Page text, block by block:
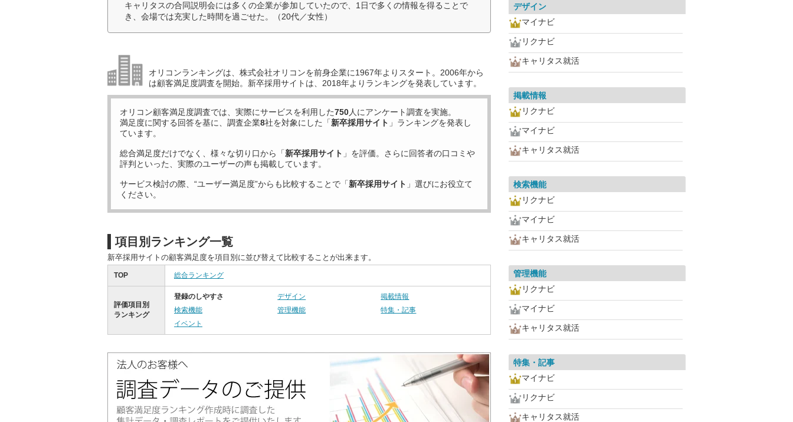
キャリタスの合同説明会には多くの企業が参加していたので、1日で多くの情報を得ることで
き、会場では充実した時間を過ごせた。（20代／女性）
オリコンランキングは、株式会社オリコンを前身企業に1967年よりスタート。2006年から
は顧客満足度調査を開始。新卒採用サイトは、2018年よりランキングを発表しています。
オリコン顧客満足度調査では、実際にサービスを利用した750人にアンケート調査を実施。
満足度に関する回答を基に、調査企業8社を対象にした「新卒採用サイト 」ランキングを発表し
ています。
総合満足度だけでなく、様々な切り口から「新卒採用サイト 」を評価。さらに回答者の口コミや
評判といった、実際のユーザーの声も掲載しています。
サービス検討の際、“ユーザー満足度”からも比較することで「新卒採用サイト 」選びにお役立て
ください。
項目別ランキング一覧
新卒採用サイトの顧客満足度を項目別に並び替えて比較することが出来ます。
TOP 総合ランキング
評価項目別
ランキング
登録のしやすさ デザイン
掲載情報
検索機能
管理機能
特集・記事
イベント
デザイン
マイナビ
リクナビ
キャリタス就活
掲載情報
リクナビ
マイナビ
キャリタス就活
検索機能
リクナビ
マイナビ
キャリタス就活
管理機能
リクナビ
マイナビ
キャリタス就活
特集・記事
マイナビ
リクナビ
キャリタス就活